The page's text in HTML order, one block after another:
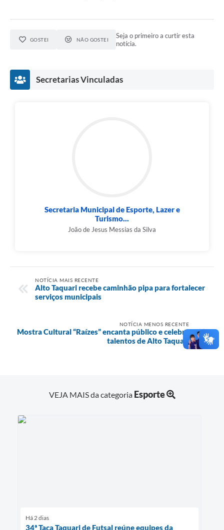
GOSTEI NÃO GOSTEI
Seja o primeiro a curtir esta
notícia.
Secretarias Vinculadas
Secretaria Municipal de Esporte, Lazer e
Turismo...
João de Jesus Messias da Silva
NOTÍCIA MAIS RECENTE
Alto Taquari recebe caminhão pipa para fortalecer
serviços municipais
NOTÍCIA MENOS RECENTE
Mostra Cultural “Raízes” encanta público e celebra
talentos de Alto Taquari
VEJA MAIS da categoria Esporte
Há 2 dias
34ª Taça Taquari de Futsal reúne equipes da